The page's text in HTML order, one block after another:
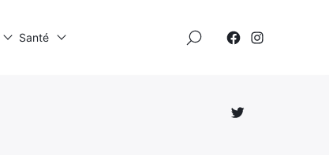
Santé
Élément